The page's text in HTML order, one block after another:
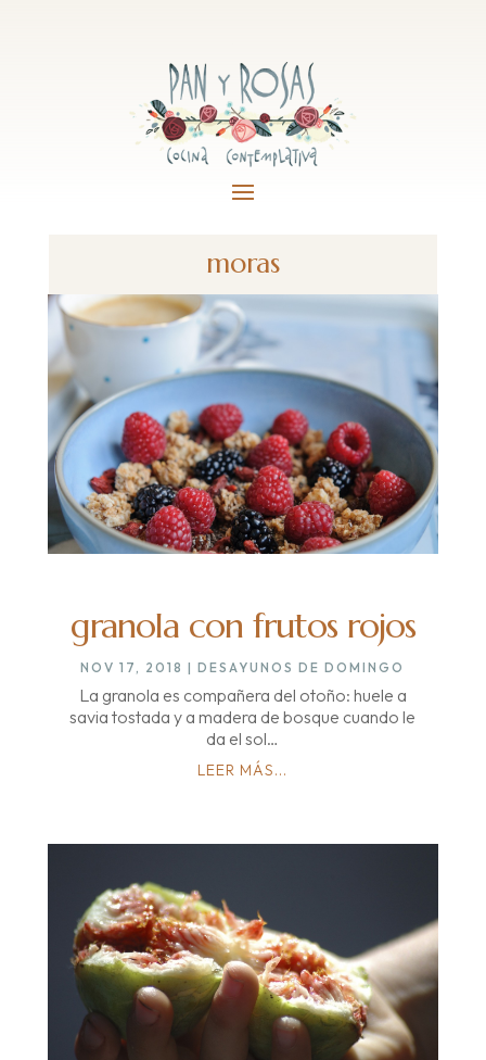
moras
granola con frutos rojos
NOV 17, 2018 |DESAYUNOS DE DOMINGO
La granola es compañera del otoño: huele a
savia tostada y a madera de bosque cuando le
da el sol…
LEER MÁS...